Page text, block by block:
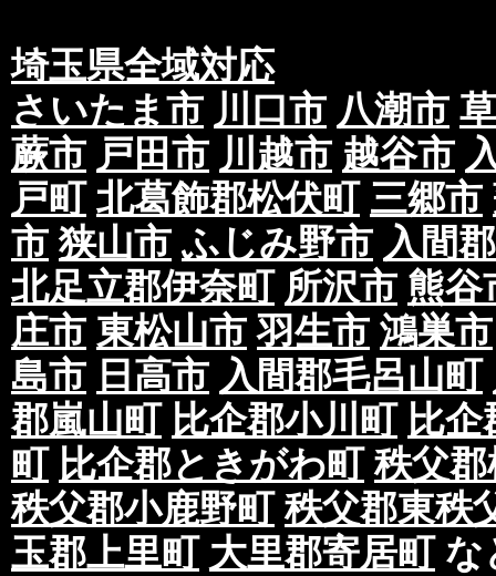
埼玉県全域対応
さいたま市 川口市 八潮市
蕨市 戸田市 川越市 越谷市
戸町 北葛飾郡松伏町 三郷市
市 狭山市 ふじみ野市 入間
北足立郡伊奈町 所沢市 熊谷
庄市 東松山市 羽生市 鴻巣市
島市 日高市 入間郡毛呂山町
郡嵐山町 比企郡小川町 比
町 比企郡ときがわ町 秩父
秩父郡小鹿野町 秩父郡東秩
玉郡上里町 大里郡寄居町な